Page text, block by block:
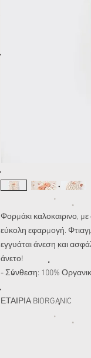
Φορμάκι καλοκαιρινο,
εύκολη εφαρμογή.
εγγυάται άνεση και
άνετο!
- Σύνθεση: 100%
ΕΤΑΙΡΙΑ BIORGANIC